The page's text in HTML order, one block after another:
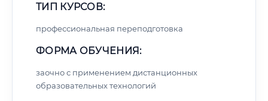
ТИП КУРСОВ:
профессиональная переподготовка
ФОРМА ОБУЧЕНИЯ:
заочно с применением дистанционных
образовательных технологий